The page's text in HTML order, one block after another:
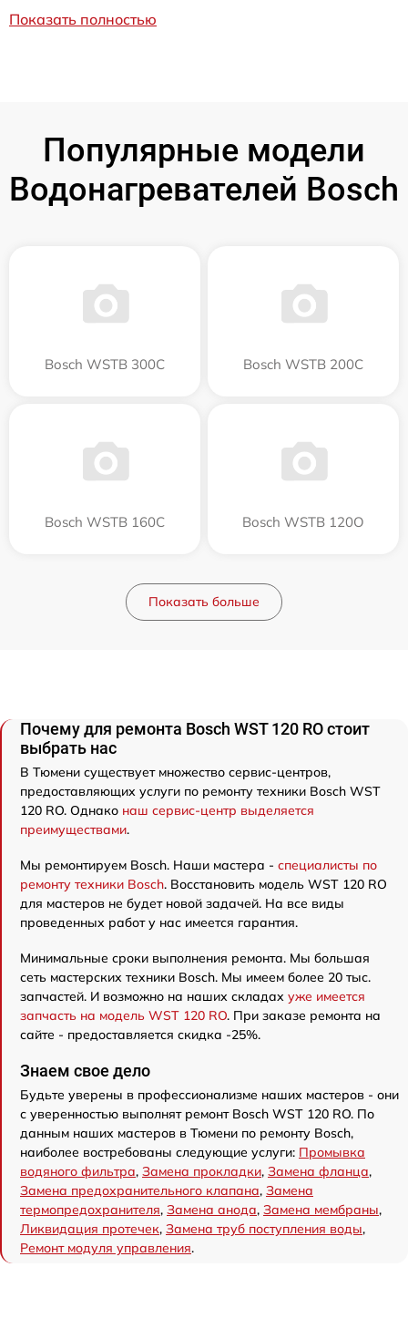
Показать полностью
Популярные модели
Водонагревателей Bosch
Bosch WSTB 300C Bosch WSTB 200C
Bosch WSTB 160C Bosch WSTB 120O
Показать больше
Почему для ремонта Bosch WST 120 RO стоит
выбрать нас
В Тюмени существует множество сервис-центров,
предоставляющих услуги по ремонту техники Bosch WST
120 RO. Однако наш сервис-центр выделяется
преимуществами.
Мы ремонтируем Bosch. Наши мастера - специалисты по
ремонту техники Bosch. Восстановить модель WST 120 RO
для мастеров не будет новой задачей. На все виды
проведенных работ у нас имеется гарантия.
Минимальные сроки выполнения ремонта. Мы большая
сеть мастерских техники Bosch. Мы имеем более 20 тыс.
запчастей. И возможно на наших складах уже имеется
запчасть на модель WST 120 RO. При заказе ремонта на
сайте - предоставляется скидка -25%.
Знаем свое дело
Будьте уверены в профессионализме наших мастеров - они
с уверенностью выполнят ремонт Bosch WST 120 RO. По
данным наших мастеров в Тюмени по ремонту Bosch,
наиболее востребованы следующие услуги: Промывка
водяного фильтра, Замена прокладки, Замена фланца,
Замена предохранительного клапана, Замена
термопредохранителя, Замена анода, Замена мембраны,
Ликвидация протечек, Замена труб поступления воды,
Ремонт модуля управления.